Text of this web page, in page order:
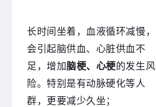
长时间坐着，血液循环减慢，
会引起脑供血、心脏供血不
足，增加脑梗、心梗的发生风
险。特别是有动脉硬化等人
群，更要减少久坐；